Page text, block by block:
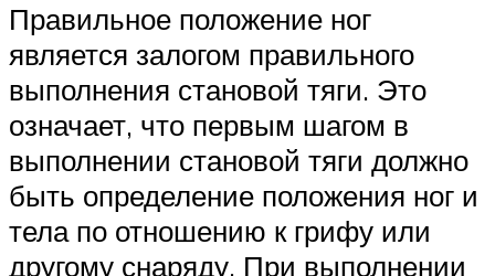
Правильное положение ног
является залогом правильного
выполнения становой тяги. Это
означает, что первым шагом в
выполнении становой тяги должно
быть определение положения ног и
тела по отношению к грифу или
другому снаряду. При выполнении